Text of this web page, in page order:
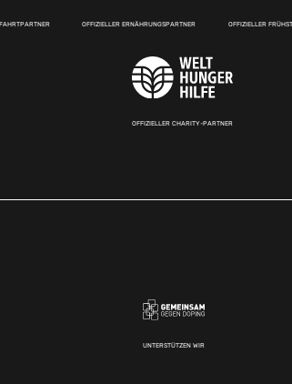
OFFIZIELLER ERNÄHRUNGSPARTNER OFFIZIELLER
OFFIZIELLER CHARITY-PARTNER
UNTERSTÜTZEN WIR